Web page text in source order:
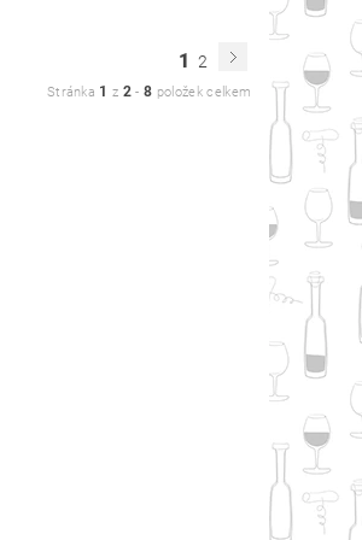
1 2
Stránka 1 z 2 -8 položek celkem